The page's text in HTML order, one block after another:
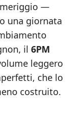
—
una giornata
il 6PM
leggero
che lo
costruito.